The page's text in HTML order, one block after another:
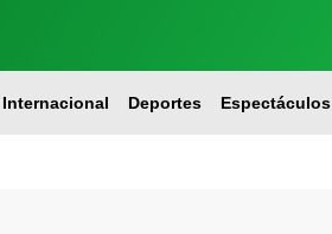
Internacional Deportes Espectáculos